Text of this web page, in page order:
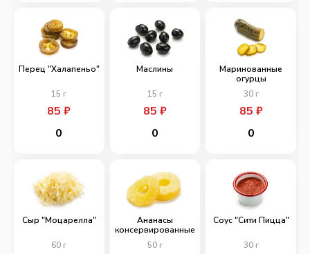
Перец "Халапеньо"
15 г
85₽
0
Маслины
15 г
85 ₽
0
Маринованные
огурцы
30г
85 ₽
0
Сыр "Моцарелла"
60 г
Ананасы
консервированные
50г
Соус "Сити Пицца"
30г